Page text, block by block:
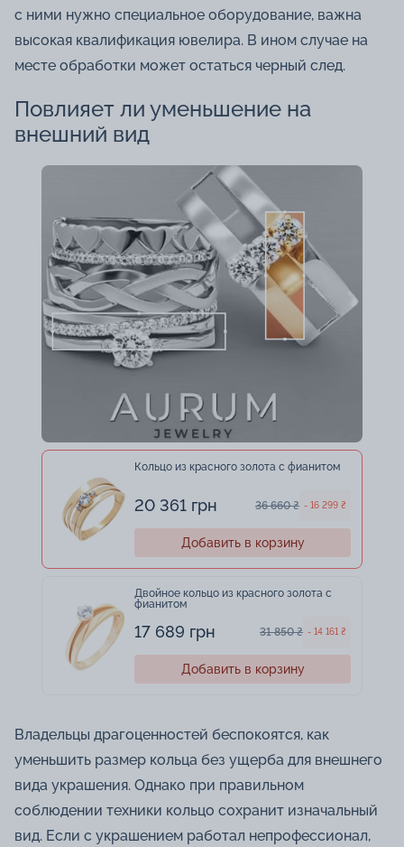
с ними нужно специальное оборудование, важна
высокая квалификация ювелира. В ином случае на
месте обработки может остаться черный след.
Повлияет ли уменьшение на
внешний вид
Кольцо из красного золота с фианитом
20 361 грн 36 660 ₴ - 16 299 ₴
Добавить в корзину
Двойное кольцо из красного золота с
фианитом
17 689 грн 31 850 ₴ - 14 161 ₴
Добавить в корзину
Владельцы драгоценностей беспокоятся, как
уменьшить размер кольца без ущерба для внешнего
вида украшения. Однако при правильном
соблюдении техники кольцо сохранит изначальный
вид. Если с украшением работал непрофессионал,